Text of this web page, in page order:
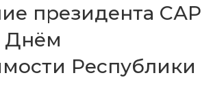
президента САР
Днём
Республики